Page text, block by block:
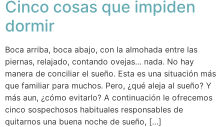
Cinco cosas que impiden
dormir
Boca arriba, boca abajo, con la almohada entre las
piernas, relajado, contando ovejas… nada. No hay
manera de conciliar el sueño. Esta es una situación más
que familiar para muchos. Pero, ¿qué aleja al sueño? Y
más aun, ¿cómo evitarlo? A continuación le ofrecemos
cinco sospechosos habituales responsables de
quitarnos una buena noche de sueño, […]